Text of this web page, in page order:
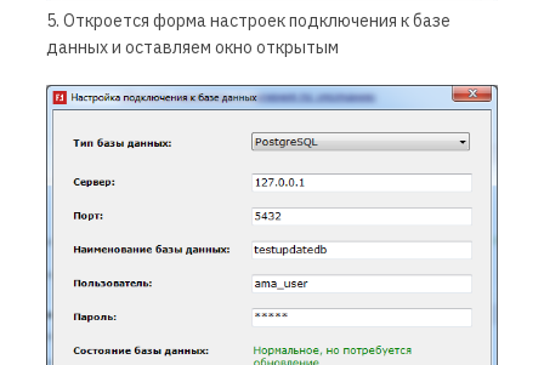
5. Откроется форма настроек подключения к базе
данных и оставляем окно открытым